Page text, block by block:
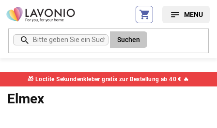
Zum
Inhalt
springen
🎁 Loctite Sekundenkleber gratis zur Bestellung ab 40 € 🔥
Suchen
Elmex